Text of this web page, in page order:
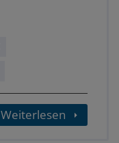
Weiterlesen